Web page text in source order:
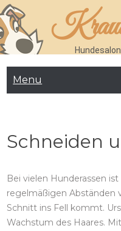
Skip
to
content
Menu
Schneiden
Bei vielen Hunderassen
regelmäßigen Abständen
Schnitt ins Fell kommt.
Wachstum des Haares.